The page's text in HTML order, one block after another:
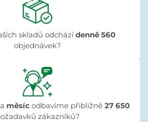
skladů odchází denně 560
objednávek?
měsíc odbavíme přibližně 27 650
zákazníků?